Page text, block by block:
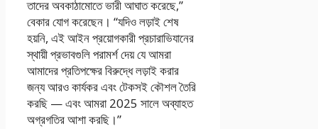
তাদের অবকাঠামোতে ভারী আঘাত করেছে,”
বেকার যোগ করেছেন। “যদিও লড়াই শেষ
হয়নি, এই আইন প্রয়োগকারী প্রচারাভিযানের
স্থায়ী প্রভাবগুলি পরামর্শ দেয় যে আমরা
আমাদের প্রতিপক্ষের বিরুদ্ধে লড়াই করার
জন্য আরও কার্যকর এবং টেকসই কৌশল তৈরি
করছি — এবং আমরা 2025 সালে অব্যাহত
অগ্রগতির আশা করছি।”